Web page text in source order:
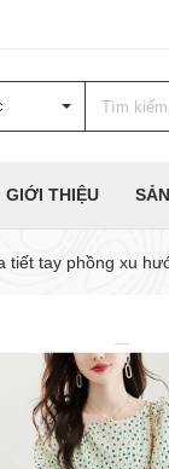
GIỚI THIỆU
tiết tay phồng xu